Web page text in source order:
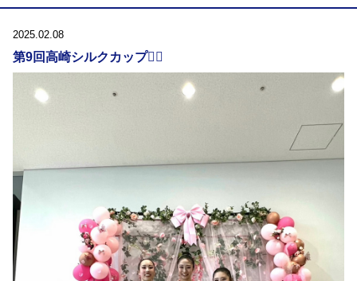
2025.02.08
第9回高崎シルクカップ🧚‍♀️